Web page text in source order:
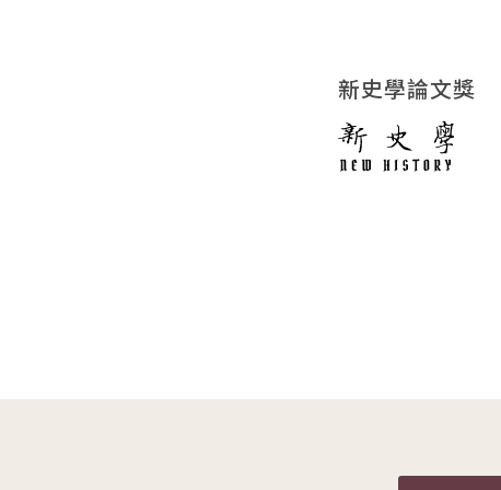
新史學論文獎